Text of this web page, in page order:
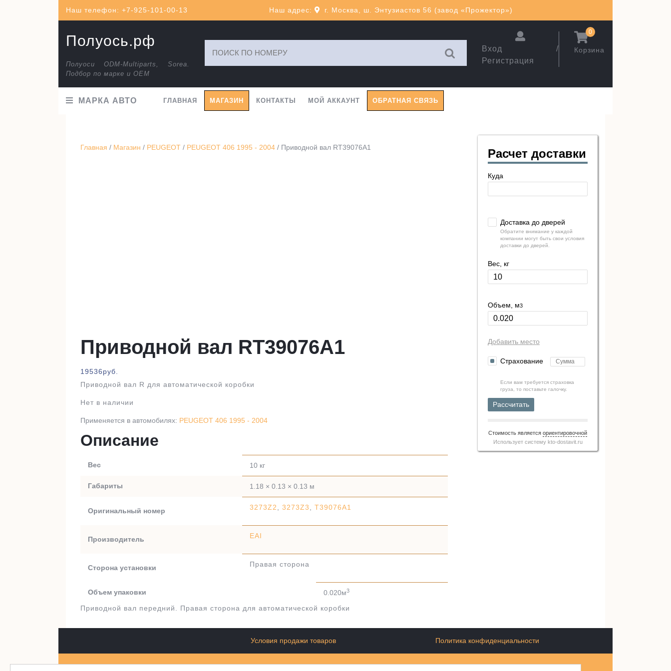
Наш телефон: +7-925-101-00-13 Наш адрес: г. Москва, ш. Энтузиастов 56 (завод «Прожектор»)
Полуось.рф
Полуоси ODM-Multiparts, Sorea.
Подбор по марке и ОЕМ
Вход /
Регистрация
Корзина
0
МАРКА АВТО ГЛАВНАЯ МАГАЗИН КОНТАКТЫ МОЙ АККАУНТ ОБРАТНАЯ СВЯЗЬ
Главная / Магазин / PEUGEOT / PEUGEOT 406 1995 - 2004 / Приводной вал RT39076A1
Приводной вал RT39076A1
19536руб.
Приводной вал R для автоматической коробки
Нет в наличии
Применяется в автомобилях: PEUGEOT 406 1995 - 2004
Описание
Вес 10 кг
Габариты 1.18 × 0.13 × 0.13 м
Оригинальный номер 3273Z2, 3273Z3, T39076A1
Производитель EAI
Сторона установки Правая сторона
Объем упаковки 0.020м3
Приводной вал передний. Правая сторона для автоматической коробки
Расчет доставки
Куда
Доставка до дверей
Обратите внимание у каждой
компании могут быть свои условия
доставки до дверей.
Вес, кг
Объем, м3
Добавить место
Страхование
Если вам требуется страховка
груза, то поставьте галочку.
Рассчитать
Стоимость является ориентировочной
Использует систему kto-dostavit.ru
Условия продажи товаров Политика конфиденциальности